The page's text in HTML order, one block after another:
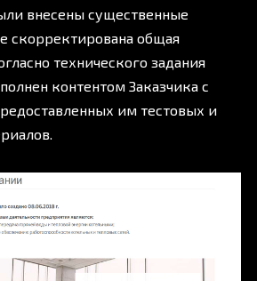
внесены существенные
скорректирована общая
технического задания
контентом Заказчика с
им тестовых и